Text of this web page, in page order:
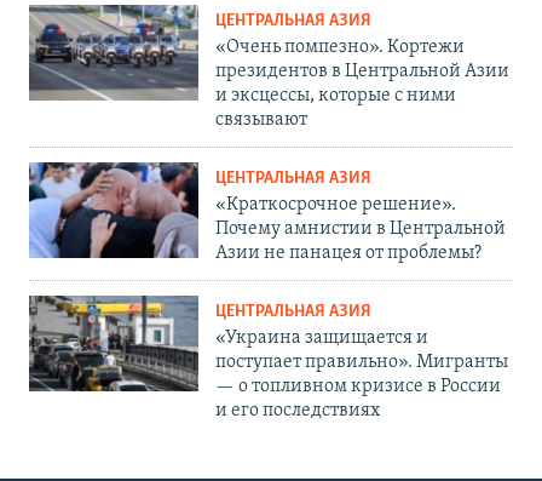
ЦЕНТРАЛЬНАЯ АЗИЯ
«Очень помпезно». Кортежи
президентов в Центральной Азии
и эксцессы, которые с ними
связывают
ЦЕНТРАЛЬНАЯ АЗИЯ
«Краткосрочное решение».
Почему амнистии в Центральной
Азии не панацея от проблемы?
ЦЕНТРАЛЬНАЯ АЗИЯ
«Украина защищается и
поступает правильно». Мигранты
— о топливном кризисе в России
и его последствиях